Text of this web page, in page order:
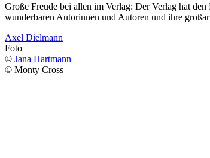
Große Freude bei allen im Verlag: Der Verlag hat
wunderbaren Autorinnen und Autoren und ihre
Axel Dielmann
Foto
© Jana Hartmann
© Monty Cross